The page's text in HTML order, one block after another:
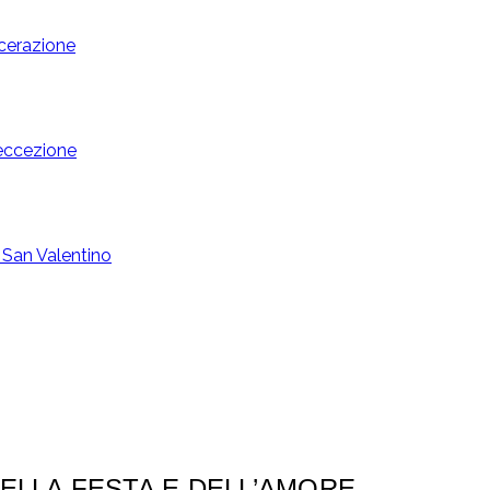
Valentino